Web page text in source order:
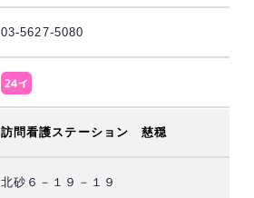
03-5627-5080
訪問看護ステーション 慈穏
北砂６－１９－１９